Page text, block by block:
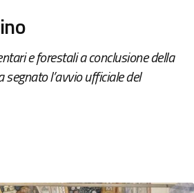
e forestali a conclusione della
l’avvio ufficiale del